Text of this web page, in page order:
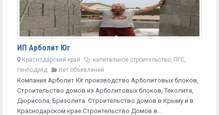
ИП Арболит Юг
Краснодарский край
капитальное строительство, ПГС,
генподряд
Нет объявлений
Компания Арболит Юг производство Арболитовых блоков,
Строительство домов из Арболитовых блоков, Теколита,
Дюрисола, Бризолита. Строительство домов в Крыму и в
Краснодарском крае.Строительство Домов в...